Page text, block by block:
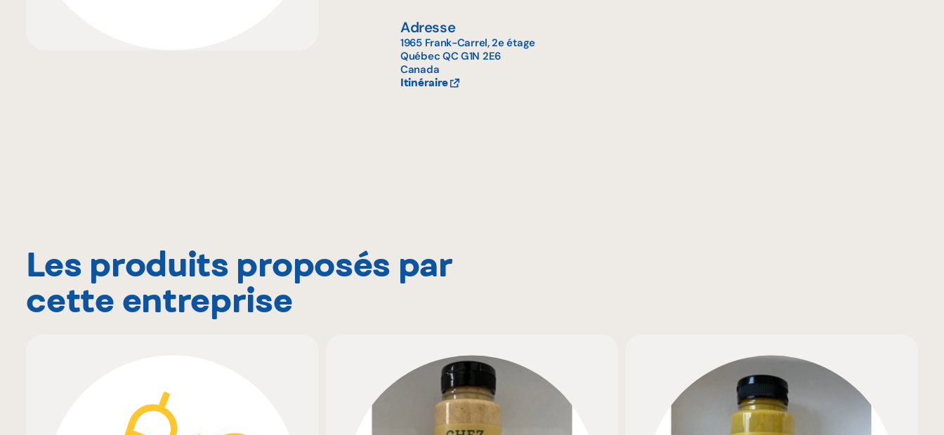
Adresse
1965 Frank-Carrel, 2e étage
Québec QC G1N 2E6
Canada
Itinéraire
Les produits proposés par
cette entreprise